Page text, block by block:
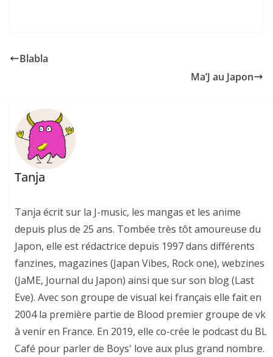
Blabla
Ma’J au Japon
Tanja
Tanja écrit sur la J-music, les mangas et les anime
depuis plus de 25 ans. Tombée très tôt amoureuse du
Japon, elle est rédactrice depuis 1997 dans différents
fanzines, magazines (Japan Vibes, Rock one), webzines
(JaME, Journal du Japon) ainsi que sur son blog (Last
Eve). Avec son groupe de visual kei français elle fait en
2004 la première partie de Blood premier groupe de vk
à venir en France. En 2019, elle co-crée le podcast du BL
Café pour parler de Boys' love aux plus grand nombre.